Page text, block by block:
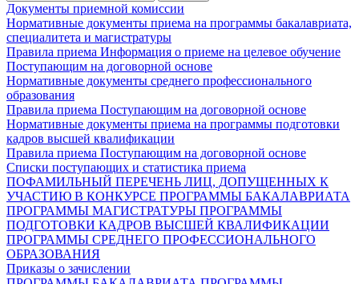
Документы приемной комиссии
Нормативные документы приема на программы бакалавриата,
специалитета и магистратуры
Правила приема Информация о приеме на целевое обучение
Поступающим на договорной основе
Нормативные документы среднего профессионального
образования
Правила приема Поступающим на договорной основе
Нормативные документы приема на программы подготовки
кадров высшей квалификации
Правила приема Поступающим на договорной основе
Списки поступающих и статистика приема
ПОФАМИЛЬНЫЙ ПЕРЕЧЕНЬ ЛИЦ, ДОПУЩЕННЫХ К
УЧАСТИЮ В КОНКУРСЕ ПРОГРАММЫ БАКАЛАВРИАТА
ПРОГРАММЫ МАГИСТРАТУРЫ ПРОГРАММЫ
ПОДГОТОВКИ КАДРОВ ВЫСШЕЙ КВАЛИФИКАЦИИ
ПРОГРАММЫ СРЕДНЕГО ПРОФЕССИОНАЛЬНОГО
ОБРАЗОВАНИЯ
Приказы о зачислении